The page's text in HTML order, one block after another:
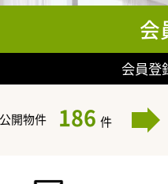
会
会員登
公開物件 186 件